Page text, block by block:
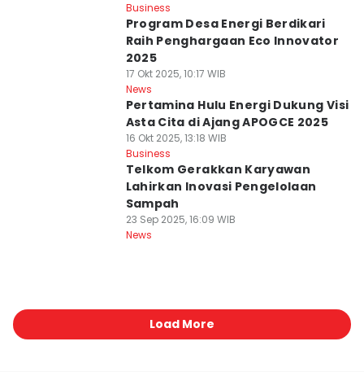
Business
Program Desa Energi Berdikari
Raih Penghargaan Eco Innovator
2025
17 Okt 2025, 10:17 WIB
News
Pertamina Hulu Energi Dukung Visi
Asta Cita di Ajang APOGCE 2025
16 Okt 2025, 13:18 WIB
Business
Telkom Gerakkan Karyawan
Lahirkan Inovasi Pengelolaan
Sampah
23 Sep 2025, 16:09 WIB
News
Load More